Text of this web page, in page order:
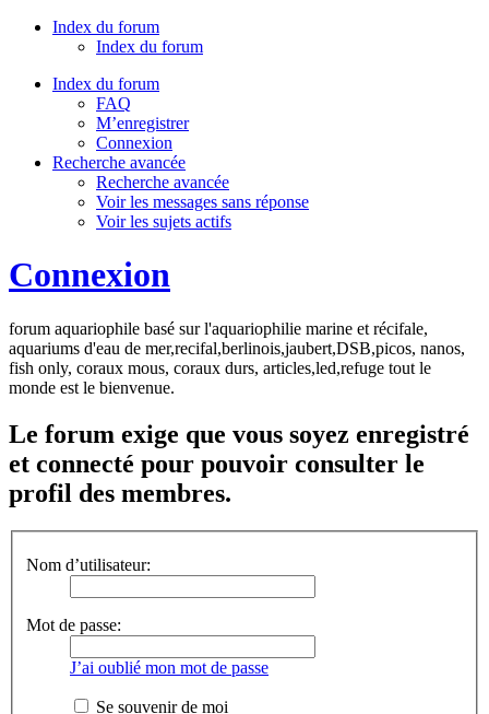
Index du forum
Index du forum
Index du forum
FAQ
M’enregistrer
Connexion
Recherche avancée
Recherche avancée
Voir les messages sans réponse
Voir les sujets actifs
Connexion
forum aquariophile basé sur l'aquariophilie marine et récifale,
aquariums d'eau de mer,recifal,berlinois,jaubert,DSB,picos, nanos,
fish only, coraux mous, coraux durs, articles,led,refuge tout le
monde est le bienvenue.
Le forum exige que vous soyez enregistré
et connecté pour pouvoir consulter le
profil des membres.
Nom d’utilisateur:
Mot de passe:
J’ai oublié mon mot de passe
Se souvenir de moi